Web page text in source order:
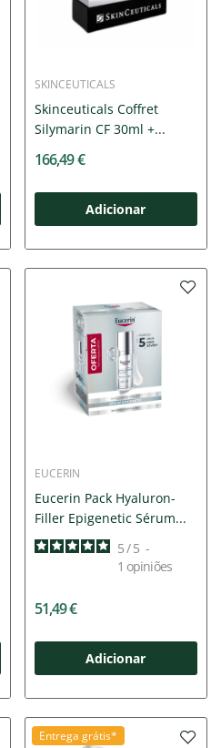
SKINCEUTICALS
Skinceuticals Coffret
Silymarin CF 30ml +...
166,49 €
Adicionar
EUCERIN
Eucerin Pack Hyaluron-
Filler Epigenetic Sérum...
5/ 5 -
1 opiniões
51,49 €
Adicionar
Entrega grátis*